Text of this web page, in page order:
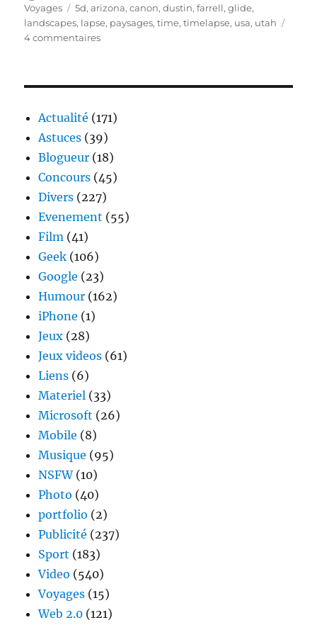
le
Voyages
Étiquettes
5d,arizona,canon,dustin,farrell,glide,
landscapes, lapse, paysages,time,timelapse, usa, utah
4 commentairessur
Actualité (171)
Astuces (39)
Blogueur (18)
Concours (45)
Divers (227)
Evenement (55)
Film (41)
Geek (106)
Google (23)
Humour (162)
iPhone (1)
Jeux (28)
Jeux videos (61)
Liens (6)
Materiel (33)
Microsoft (26)
Mobile (8)
Musique (95)
NSFW(10)
Photo (40)
portfolio (2)
Publicité (237)
Sport (183)
Video (540)
Voyages (15)
Web 2.0 (121)